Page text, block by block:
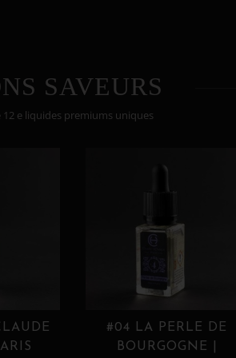
SAVEURS
12 e liquides premiums uniques
#04 LA PERLE DE
BOURGOGNE |